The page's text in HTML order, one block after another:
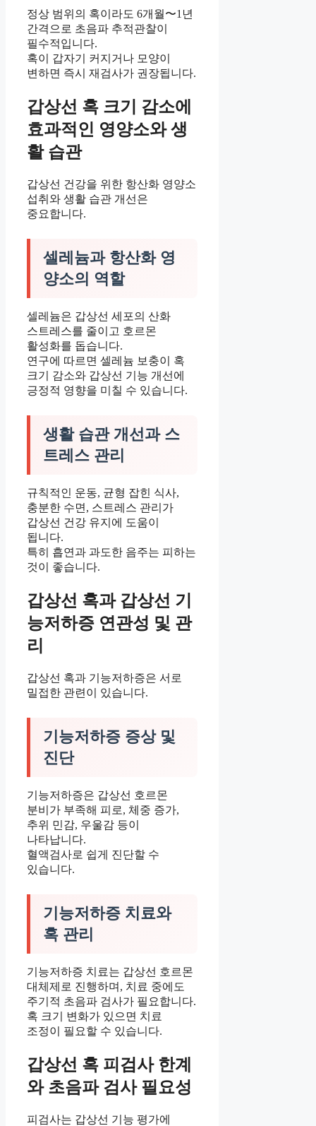
정상 범위의 혹이라도 6개월〜1년
간격으로 초음파 추적관찰이
필수적입니다.
혹이 갑자기 커지거나 모양이
변하면 즉시 재검사가 권장됩니다.
갑상선 혹 크기 감소에
효과적인 영양소와 생
활 습관
갑상선 건강을 위한 항산화 영양소
섭취와 생활 습관 개선은
중요합니다.
셀레늄과 항산화 영
양소의 역할
셀레늄은 갑상선 세포의 산화
스트레스를 줄이고 호르몬
활성화를 돕습니다.
연구에 따르면 셀레늄 보충이 혹
크기 감소와 갑상선 기능 개선에
긍정적 영향을 미칠 수 있습니다.
생활 습관 개선과 스
트레스 관리
규칙적인 운동, 균형 잡힌 식사,
충분한 수면, 스트레스 관리가
갑상선 건강 유지에 도움이
됩니다.
특히 흡연과 과도한 음주는 피하는
것이 좋습니다.
갑상선 혹과 갑상선 기
능저하증 연관성 및 관
리
갑상선 혹과 기능저하증은 서로
밀접한 관련이 있습니다.
기능저하증 증상 및
진단
기능저하증은 갑상선 호르몬
분비가 부족해 피로, 체중 증가,
추위 민감, 우울감 등이
나타납니다.
혈액검사로 쉽게 진단할 수
있습니다.
기능저하증 치료와
혹 관리
기능저하증 치료는 갑상선 호르몬
대체제로 진행하며, 치료 중에도
주기적 초음파 검사가 필요합니다.
혹 크기 변화가 있으면 치료
조정이 필요할 수 있습니다.
갑상선 혹 피검사 한계
와 초음파 검사 필요성
피검사는 갑상선 기능 평가에